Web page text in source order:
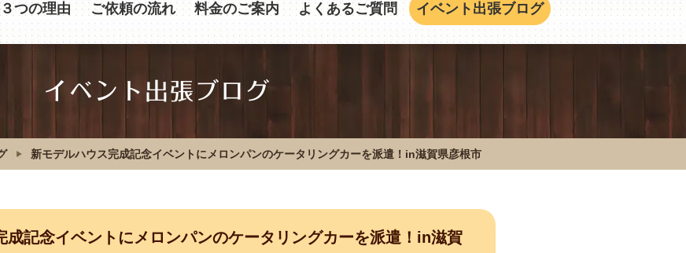
つの理由 ご依頼の流れ 料金のご案内 よくあるご質問 イベント出張ブログ
イベント出張ブログ
新モデルハウス完成記念イベントにメロンパンのケータリングカーを派遣！in滋賀県彦根市
成記念イベントにメロンパンのケータリングカーを派遣！in滋賀